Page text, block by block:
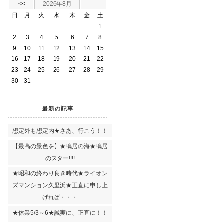
<<
2026年8月
日
月 火 水 木 金
土
1
2
3 4 5 6 7
8
9
10 11 12 13 14
15
16
17 18 19 20 21
22
23
24 25 26 27 28
29
30
31
最新の記事
想定外も想定内★さあ、行こう！！
【最高の景色を】★鴨居の海★鴨居
のスター!!!!
★昭和の終わり良き時代★ライオン
ズマンション久里浜★正直に申し上
げれば・・・
★休業5/3～6★誠実に、正直に！！